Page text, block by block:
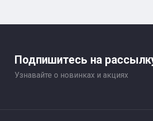
Подпишитесь на
Узнавайте о новинках и акциях